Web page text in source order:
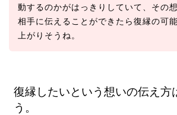
動するのかがはっきりしていて、その
相手に伝えることができたら復縁の可
上がりそうね。
復縁したいという想いの伝え方
う。